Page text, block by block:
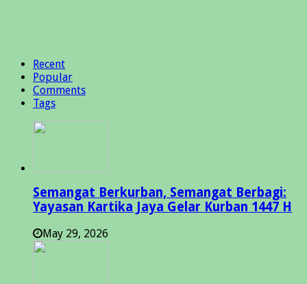
Recent
Popular
Comments
Tags
Semangat Berkurban, Semangat Berbagi:
Yayasan Kartika Jaya Gelar Kurban 1447 H
May 29, 2026